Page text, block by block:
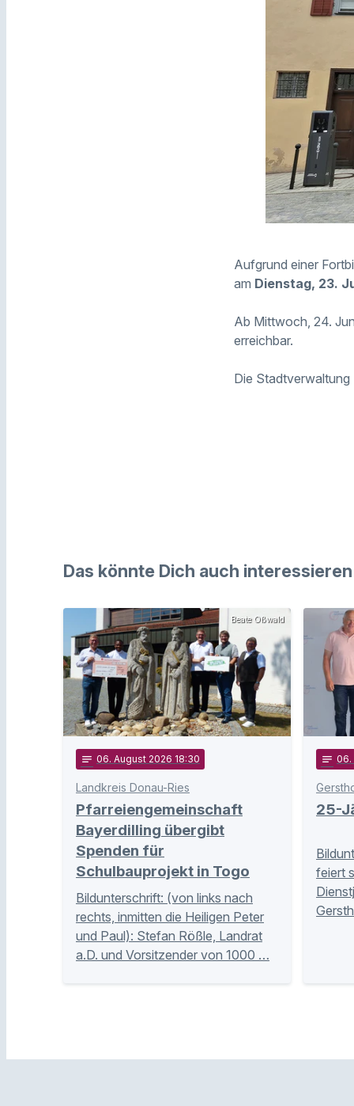
Aufgrund einer
am Dienstag, 23.
Ab Mittwoch, 24.
erreichbar.
Die Stadtverwaltung
Das könnte Dich auch interessieren
Beate Oßwald
notes 06. August 2026 18:30
Landkreis Donau-Ries
Pfarreiengemeinschaft
Bayerdilling übergibt
Spenden für
Schulbauprojekt in Togo
Bildunterschrift: (von links nach
rechts, inmitten die Heiligen Peter
und Paul): Stefan Rößle, Landrat
a.D. und Vorsitzender von 1000 …
notes 06
25-
feiert